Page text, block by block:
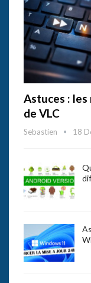
Astuces :
de VLC
Sebastien 18